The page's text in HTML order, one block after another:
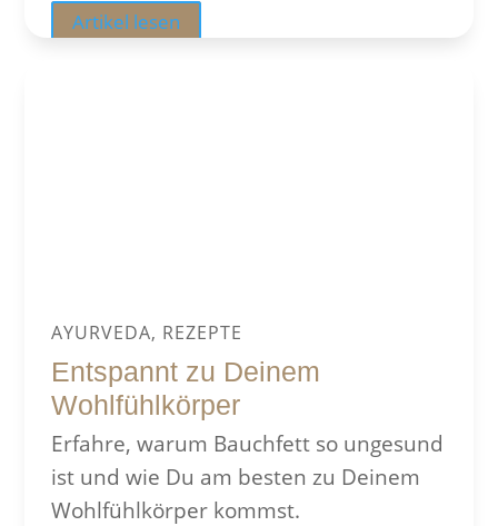
Artikel lesen
AYURVEDA, REZEPTE
Entspannt zu Deinem
Wohlfühlkörper
Erfahre, warum Bauchfett so ungesund
ist und wie Du am besten zu Deinem
Wohlfühlkörper kommst.